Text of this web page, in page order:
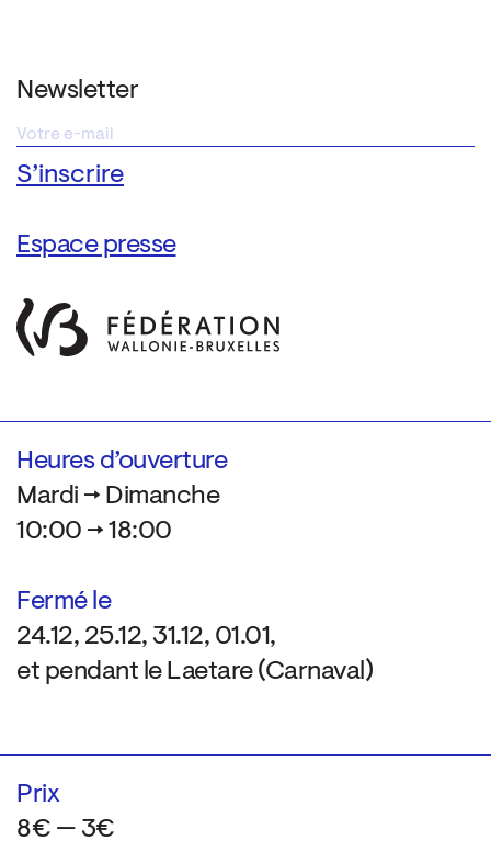
Newsletter
Espace presse
Heures d’ouverture
Mardi → Dimanche
10:00 → 18:00
Fermé le
24.12, 25.12, 31.12, 01.01,
et pendant le Laetare (Carnaval)
Prix
8€ — 3€